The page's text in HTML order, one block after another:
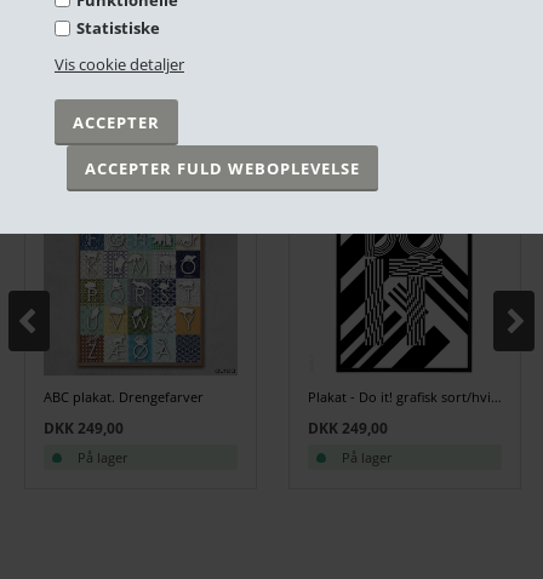
Statistiske
Vis cookie detaljer
ANDRE HAR OGSÅ KØBT
ABC plakat. Drengefarver
DKK 249,00
På lager
DKK 249,00
På lager